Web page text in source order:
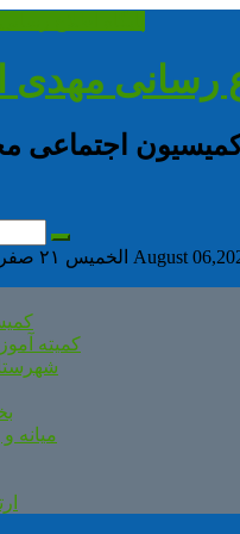
رسانی
کمیسیون
الخميس ۲۱ صفر ۱۴۴۸ August
کمیته
میانه